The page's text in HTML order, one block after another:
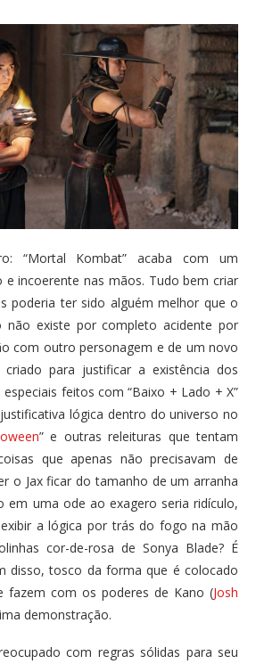
“Mortal Kombat” acaba com um
e incoerente nas mãos. Tudo bem criar
poderia ter sido alguém melhor que o
não existe por completo acidente por
com outro personagem e de um novo
para justificar a existência dos
feitos com “Baixo + Lado + X”
lógica dentro do universo no
” e outras releituras que tentam
que apenas não precisavam de
o Jax ficar do tamanho de um arranha
em uma ode ao exagero seria ridículo,
a lógica por trás do fogo na mão
cor-de-rosa de Sonya Blade? É
disso, tosco da forma que é colocado
fazem com os poderes de Kano (Josh
demonstração.
com regras sólidas para seu